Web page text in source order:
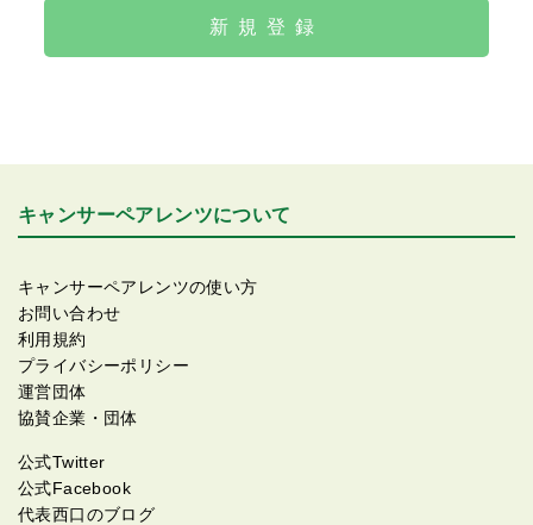
新規登録
キャンサーペアレンツについて
キャンサーペアレンツの使い方
お問い合わせ
利用規約
プライバシーポリシー
運営団体
協賛企業・団体
公式Twitter
公式Facebook
代表西口のブログ